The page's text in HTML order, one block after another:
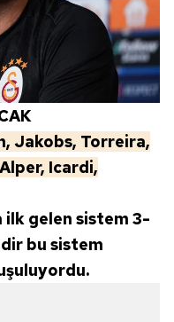
Jakobs, Torreira,
Icardi,
ilk gelen sistem 3-
bu sistem